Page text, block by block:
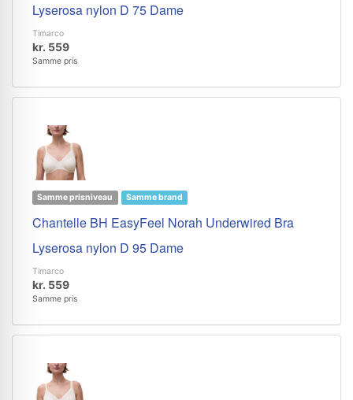
Lyserosa nylon D 75 Dame
Timarco
kr. 559
Samme pris
Samme prisniveau Samme brand
Chantelle BH EasyFeel Norah Underwired Bra
Lyserosa nylon D 95 Dame
Timarco
kr. 559
Samme pris